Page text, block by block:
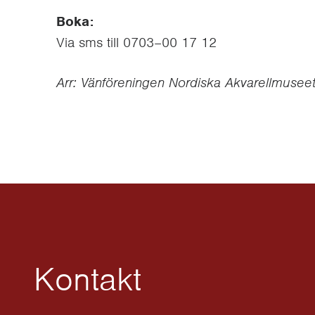
Boka:
Via sms till 0703–00 17 12
Arr: Vänföreningen Nordiska
Kontakt